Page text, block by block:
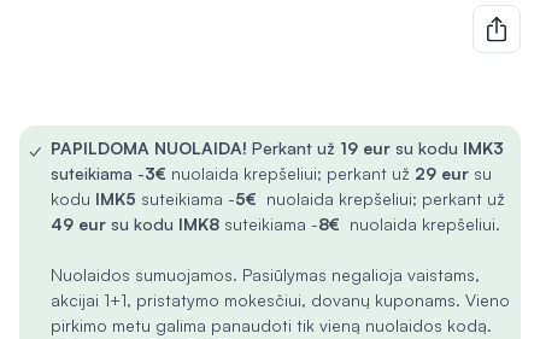
✓ PAPILDOMA NUOLAIDA! Perkant už 19 eur su kodu IMK3
suteikiama -3€ nuolaida krepšeliui; perkant už 29 eur su
kodu IMK5 suteikiama -5€ nuolaida krepšeliui; perkant už
49 eur su kodu IMK8 suteikiama -8€ nuolaida krepšeliui.
Nuolaidos sumuojamos. Pasiūlymas negalioja vaistams,
akcijai 1+1, pristatymo mokesčiui, dovanų kuponams. Vieno
pirkimo metu galima panaudoti tik vieną nuolaidos kodą.